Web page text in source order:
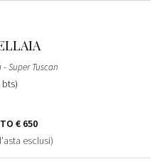
- Super Tuscan
bts)
€ 650
esclusi)